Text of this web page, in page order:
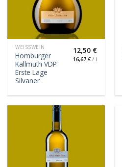
WEISSWEIN
Homburger
Kallmuth VDP
Erste Lage
Silvaner
12,50 €
16,67 €/ l